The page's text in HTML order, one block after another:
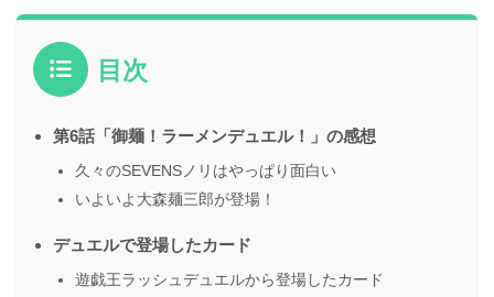
目次
第6話「御麺！ラーメンデュエル！」の感想
久々のSEVENSノリはやっぱり面白い
いよいよ大森麺三郎が登場！
デュエルで登場したカード
遊戯王ラッシュデュエルから登場したカード